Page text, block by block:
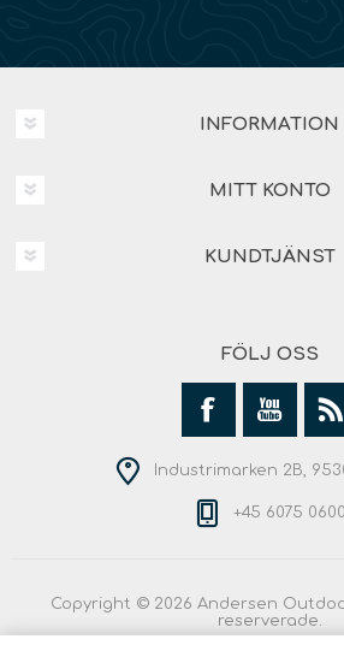
INFORMATION
MITT KONTO
KUNDTJÄNST
FÖLJ OSS
Industrimarken 2B,
+45 6075 0600
Copyright © 2026 Andersen
reserverade.